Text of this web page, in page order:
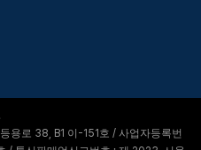
용로 38, B1 이-151호 / 사업자등록번